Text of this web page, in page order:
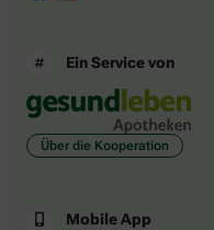
Ein Service von
Über die Kooperation
Mobile App